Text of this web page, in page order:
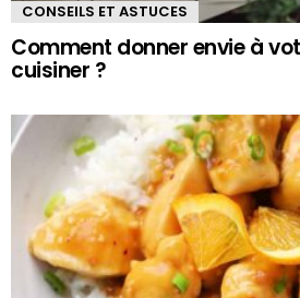
CONSEILS ET ASTUCES
Comment donner envie à
cuisiner ?